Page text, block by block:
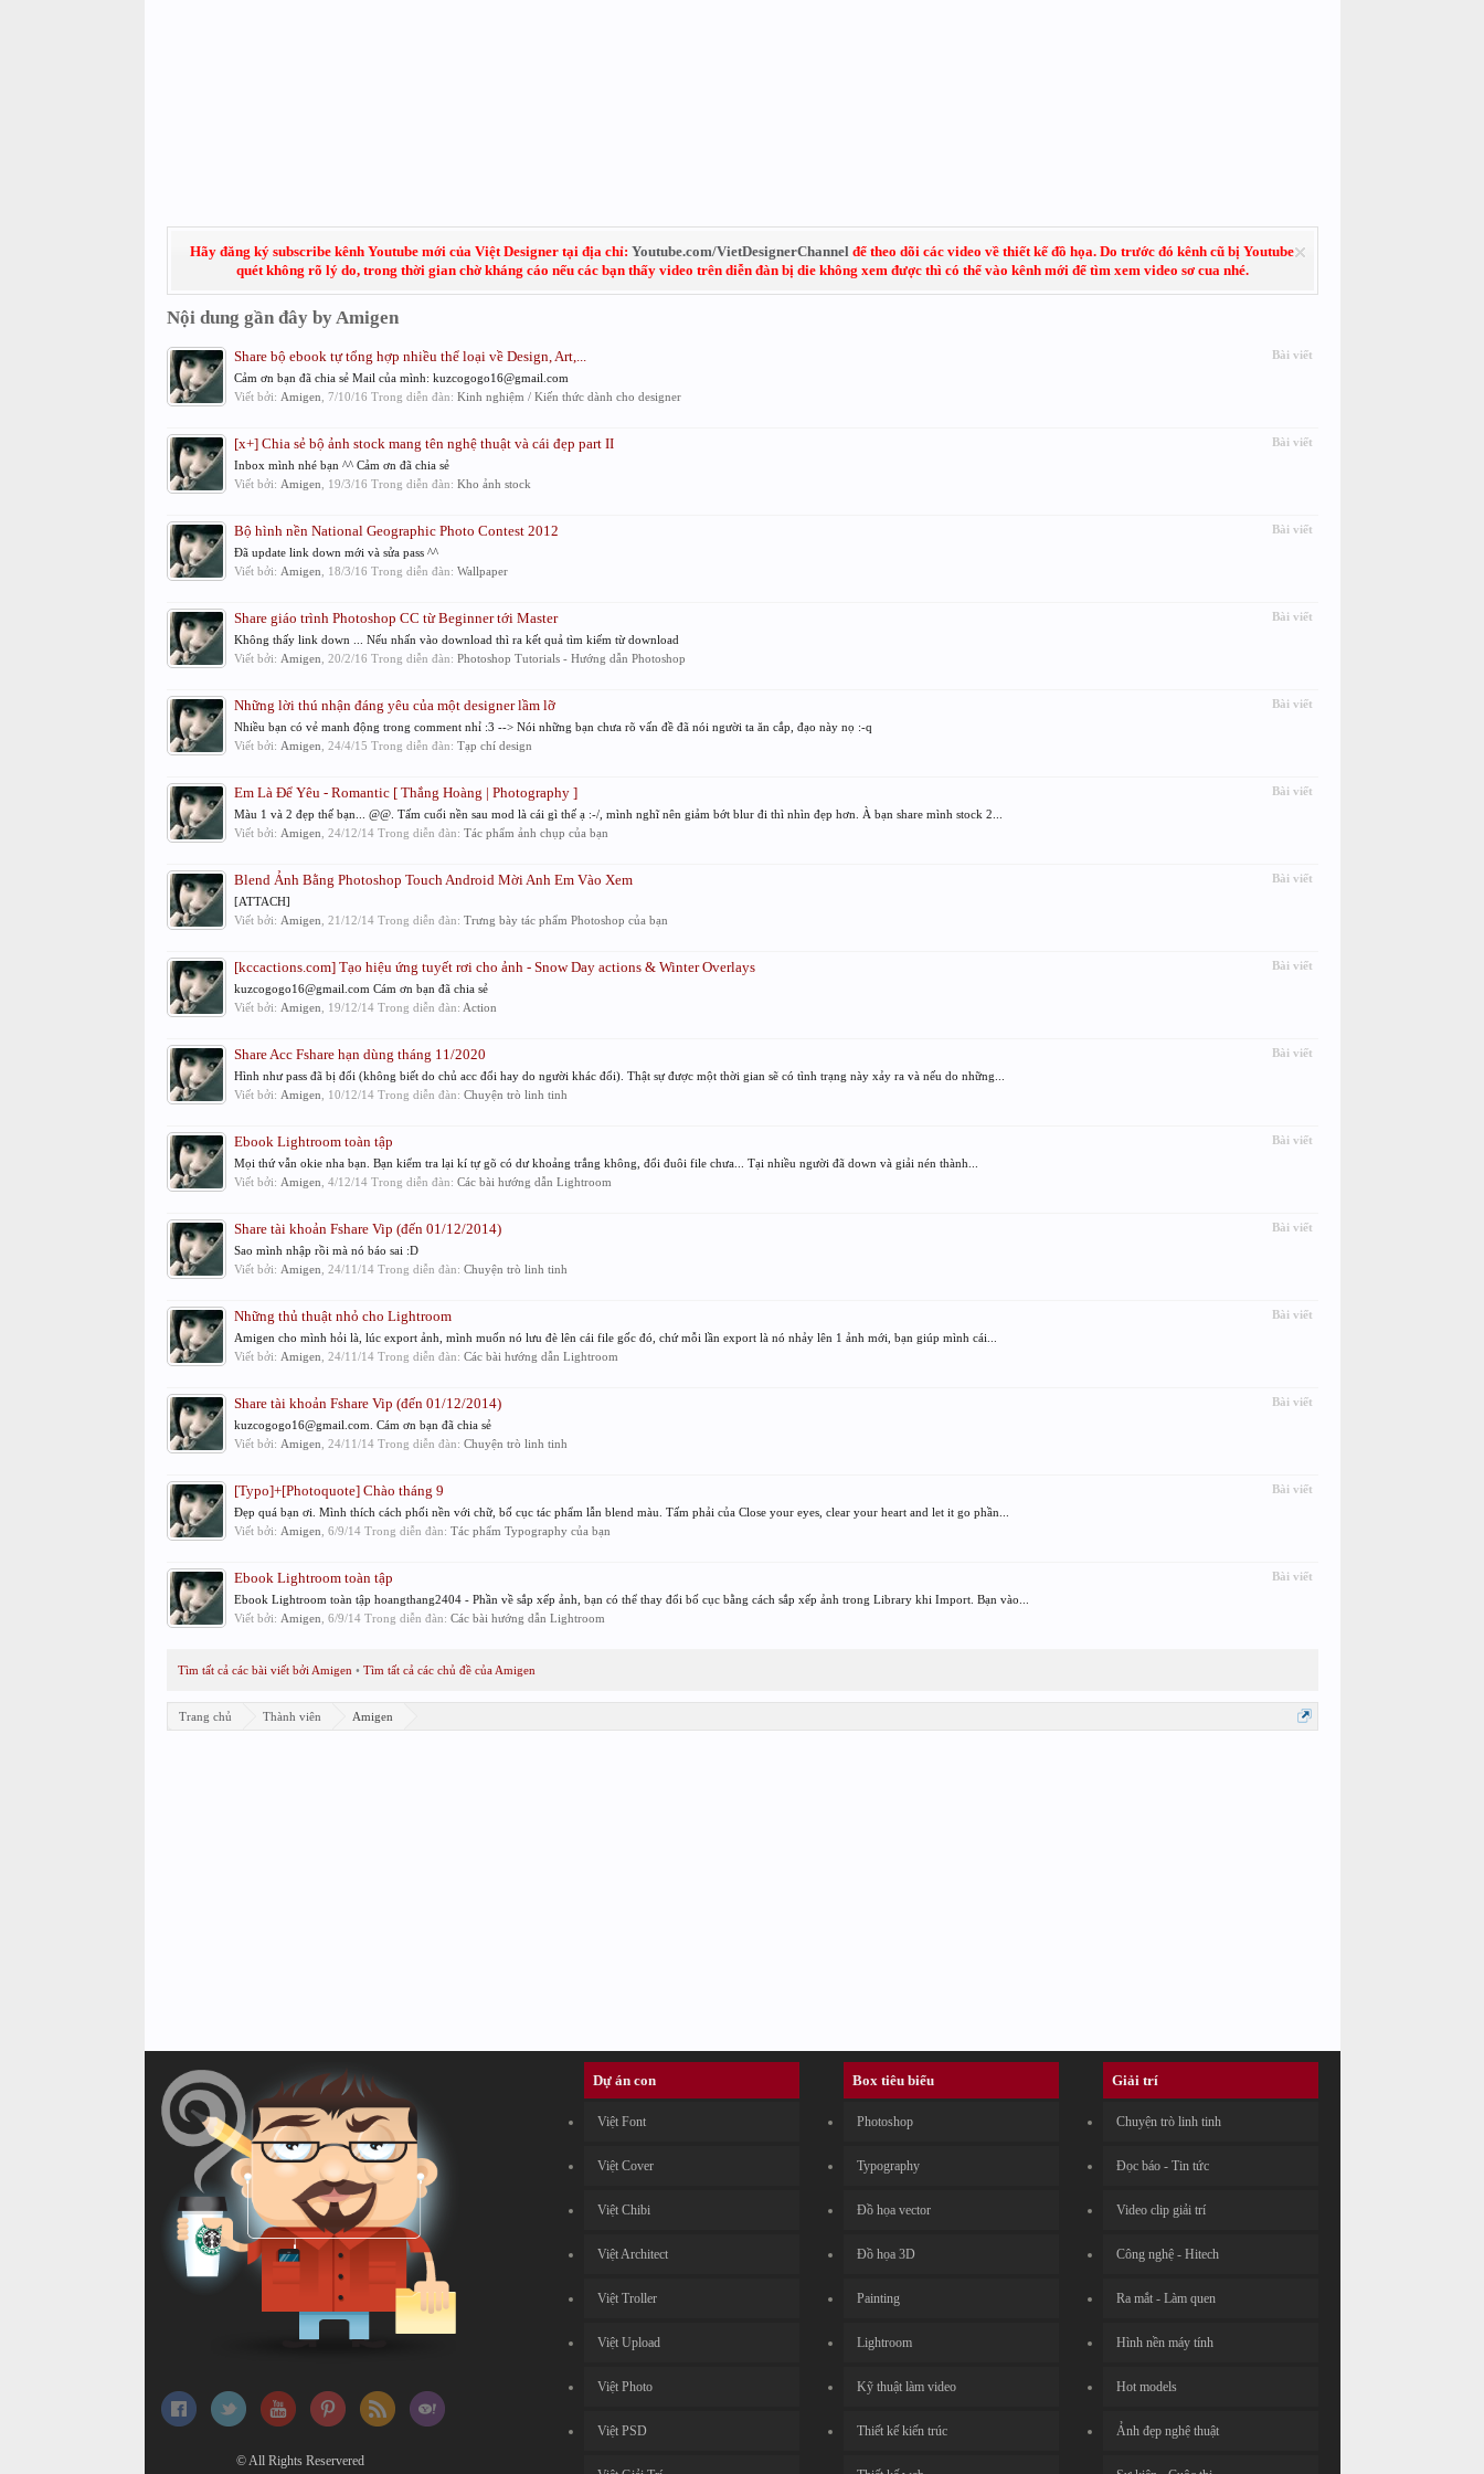
Hãy đăng ký subscribe kênh Youtube mới của Việt Designer tại địa chỉ: Youtube.com/VietDesignerChannel để theo dõi các video về thiết kế đồ họa. Do trước đó kênh cũ bị Youtube
quét không rõ lý do, trong thời gian chờ kháng cáo nếu các bạn thấy video trên diễn đàn bị die không xem được thì có thể vào kênh mới để tìm xem video sơ cua nhé.
Nội dung gần đây by Amigen
Bài viết
Share bộ ebook tự tổng hợp nhiều thể loại về Design, Art,...
Cảm ơn bạn đã chia sẻ Mail của mình: kuzcogogo16@gmail.com
Viết bởi: Amigen 7/10/16 Trong diễn đàn: Kinh nghiệm / Kiến thức dành cho designer
Bài viết
[x+] Chia sẻ bộ ảnh stock mang tên nghệ thuật và cái đẹp part II
Inbox mình nhé bạn ^^ Cảm ơn đã chia sẻ
Viết bởi: Amigen 19/3/16 Trong diễn đàn: Kho ảnh stock
Bài viết
Bộ hình nền National Geographic Photo Contest 2012
Đã update link down mới và sửa pass ^^
Viết bởi: Amigen 18/3/16 Trong diễn đàn: Wallpaper
Bài viết
Share giáo trình Photoshop CC từ Beginner tới Master
Không thấy link down ... Nếu nhấn vào download thì ra kết quả tìm kiếm từ download
Viết bởi: Amigen 20/2/16 Trong diễn đàn: Photoshop Tutorials - Hướng dẫn Photoshop
Bài viết
Những lời thú nhận đáng yêu của một designer lầm lỡ
Nhiều bạn có vẻ manh động trong comment nhỉ :3 --> Nói những bạn chưa rõ vấn đề đã nói người ta ăn cắp, đạo này nọ :-q
Viết bởi: Amigen 24/4/15 Trong diễn đàn: Tạp chí design
Bài viết
Em Là Để Yêu - Romantic [ Thắng Hoàng | Photography ]
Màu 1 và 2 đẹp thế bạn... @@. Tấm cuối nền sau mod là cái gì thế ạ :-/, mình nghĩ nên giảm bớt blur đi thì nhìn đẹp hơn. À bạn share mình stock 2...
Viết bởi: Amigen 24/12/14Trong diễn đàn: Tác phẩm ảnh chụp của bạn
Bài viết
Blend Ảnh Bằng Photoshop Touch Android Mời Anh Em Vào Xem
[ATTACH]
Viết bởi: Amigen 21/12/14Trong diễn đàn: Trưng bày tác phẩm Photoshop của bạn
Bài viết
[kccactions.com] Tạo hiệu ứng tuyết rơi cho ảnh - Snow Day actions & Winter Overlays
kuzcogogo16@gmail.com Cám ơn bạn đã chia sẻ
Viết bởi: Amigen 19/12/14Trong diễn đàn: Action
Bài viết
Share Acc Fshare hạn dùng tháng 11/2020
Hình như pass đã bị đổi (không biết do chủ acc đổi hay do người khác đổi). Thật sự được một thời gian sẽ có tình trạng này xảy ra và nếu do những...
Viết bởi: Amigen 10/12/14Trong diễn đàn: Chuyện trò linh tinh
Bài viết
Ebook Lightroom toàn tập
Mọi thứ vẫn okie nha bạn. Bạn kiểm tra lại kí tự gõ có dư khoảng trắng không, đổi đuôi file chưa... Tại nhiều người đã down và giải nén thành...
Viết bởi: Amigen 4/12/14Trong diễn đàn: Các bài hướng dẫn Lightroom
Bài viết
Share tài khoản Fshare Vip (đến 01/12/2014)
Sao mình nhập rồi mà nó báo sai :D
Viết bởi: Amigen 24/11/14Trong diễn đàn: Chuyện trò linh tinh
Bài viết
Những thủ thuật nhỏ cho Lightroom
Amigen cho mình hỏi là, lúc export ảnh, mình muốn nó lưu đè lên cái file gốc đó, chứ mỗi lần export là nó nhảy lên 1 ảnh mới, bạn giúp mình cái...
Viết bởi: Amigen 24/11/14Trong diễn đàn: Các bài hướng dẫn Lightroom
Bài viết
Share tài khoản Fshare Vip (đến 01/12/2014)
kuzcogogo16@gmail.com. Cám ơn bạn đã chia sẻ
Viết bởi: Amigen 24/11/14Trong diễn đàn: Chuyện trò linh tinh
Bài viết
[Typo]+[Photoquote] Chào tháng 9
Đẹp quá bạn ơi. Mình thích cách phối nền với chữ, bố cục tác phẩm lẫn blend màu. Tấm phải của Close your eyes, clear your heart and let it go phần...
Viết bởi: Amigen 6/9/14Trong diễn đàn: Tác phẩm Typography của bạn
Bài viết
Ebook Lightroom toàn tập
Ebook Lightroom toàn tập hoangthang2404 - Phần về sắp xếp ảnh, bạn có thể thay đổi bố cục bằng cách sắp xếp ảnh trong Library khi Import. Bạn vào...
Viết bởi: Amigen 6/9/14Trong diễn đàn: Các bài hướng dẫn Lightroom
Tìm tất cả các bài viết bởi Amigen Tìm tất cả các chủ đề của Amigen
Trang chủ Thành viên Amigen
© All Rights Reservered
Dự án con
Việt Font
Việt Cover
Việt Chibi
Việt Architect
Việt Troller
Việt Upload
Việt Photo
Việt PSD
Box tiêu biểu
Photoshop
Typography
Đồ họa vector
Đồ họa 3D
Painting
Lightroom
Kỹ thuật làm video
Thiết kế kiến trúc
Giải trí
Chuyện trò linh tinh
Đọc báo - Tin tức
Video clip giải trí
Công nghệ - Hitech
Ra mắt - Làm quen
Hình nền máy tính
Hot models
Ảnh đẹp nghệ thuật